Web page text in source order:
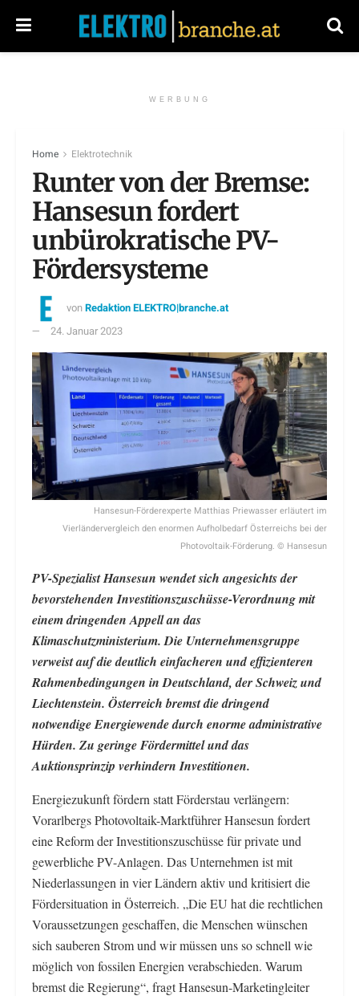
WERBUNG
Home Elektrotechnik
Runter von der Bremse:
Hansesun fordert
unbürokratische PV-
Fördersysteme
vonRedaktion ELEKTRO|branche.at
24. Januar 2023
Hansesun-Förderexperte Matthias Priewasser erläutert im
Vierländervergleich den enormen Aufholbedarf Österreichs bei der
Photovoltaik-Förderung. © Hansesun
PV-Spezialist Hansesun wendet sich angesichts der
bevorstehenden Investitionszuschüsse-Verordnung mit
einem dringenden Appell an das
Klimaschutzministerium. Die Unternehmensgruppe
verweist auf die deutlich einfacheren und effizienteren
Rahmenbedingungen in Deutschland, der Schweiz und
Liechtenstein. Österreich bremst die dringend
notwendige Energiewende durch enorme administrative
Hürden. Zu geringe Fördermittel und das
Auktionsprinzip verhindern Investitionen.
Energiezukunft fördern statt Förderstau verlängern:
Vorarlbergs Photovoltaik-Marktführer Hansesun fordert
eine Reform der Investitionszuschüsse für private und
gewerbliche PV-Anlagen. Das Unternehmen ist mit
Niederlassungen in vier Ländern aktiv und kritisiert die
Fördersituation in Österreich. „Die EU hat die rechtlichen
Voraussetzungen geschaffen, die Menschen wünschen
sich sauberen Strom und wir müssen uns so schnell wie
möglich von fossilen Energien verabschieden. Warum
bremst die Regierung“, fragt Hansesun-Marketingleiter